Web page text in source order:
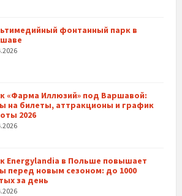
фонтанный парк в
«Фарма Иллюзий» под Варшавой:
на билеты, аттракционы и график
2026
Energylandia в Польше повышает
перед новым сезоном: до 1000
за день